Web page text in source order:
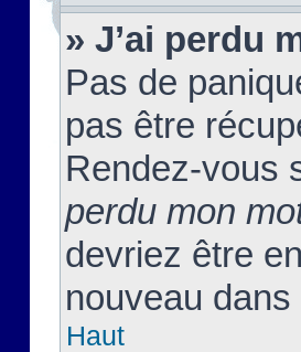
» J’ai perdu
Pas de
pas être
Rendez-vous
perdu mon
devriez être
nouveau
Haut